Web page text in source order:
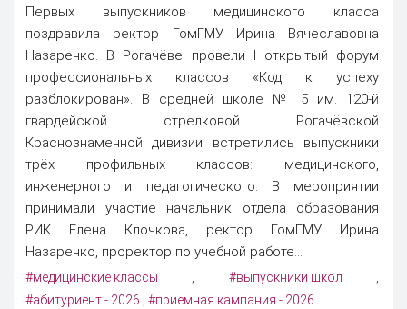
Первых выпускников медицинского класса
поздравила ректор ГомГМУ Ирина Вячеславовна
Назаренко. В Рогачёве провели I открытый форум
профессиональных классов «Код к успеху
разблокирован». В средней школе № 5 им. 120-й
гвардейской стрелковой Рогачёвской
Краснознаменной дивизии встретились выпускники
трёх профильных классов: медицинского,
инженерного и педагогического. В мероприятии
принимали участие начальник отдела образования
РИК Елена Клочкова, ректор ГомГМУ Ирина
Назаренко, проректор по учебной работе...
#медицинские классы , #выпускники школ ,
#абитуриент - 2026 , #приемная кампания - 2026